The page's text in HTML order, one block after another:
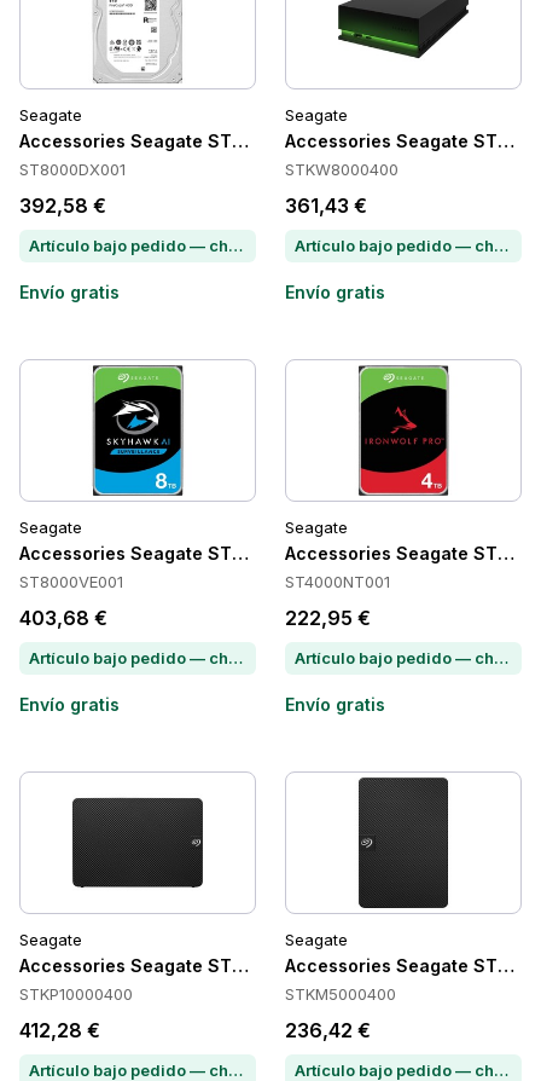
Seagate
Accessories Seagate ST8000DX001
ST8000DX001
392,58 €
Artículo bajo pedido — chatea para conocer el plazo de entrega
Envío gratis
Seagate
Accessories Seagate
STKW8000400
361,43 €
Artículo bajo pedido — chatea para conocer el plazo de entrega
Envío gratis
Seagate
Accessories Seagate ST8000VE001
ST8000VE001
403,68 €
Artículo bajo pedido — chatea para conocer el plazo de entrega
Envío gratis
Seagate
Accessories Seagate
ST4000NT001
222,95 €
Artículo bajo pedido — chatea para conocer el plazo de entrega
Envío gratis
Seagate
Accessories Seagate STKP10000400
STKP10000400
412,28 €
Artículo bajo pedido — chatea para conocer el plazo de entrega
Seagate
Accessories Seagate
STKM5000400
236,42 €
Artículo bajo pedido — chatea para conocer el plazo de entrega